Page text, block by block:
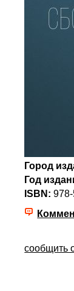
Город
Год
ISBN:
сообщить